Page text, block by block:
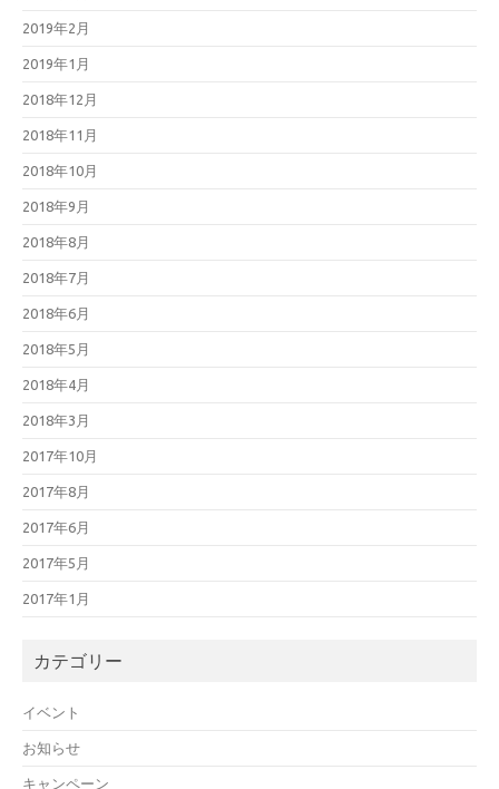
2019年2月
2019年1月
2018年12月
2018年11月
2018年10月
2018年9月
2018年8月
2018年7月
2018年6月
2018年5月
2018年4月
2018年3月
2017年10月
2017年8月
2017年6月
2017年5月
2017年1月
カテゴリー
イベント
お知らせ
キャンペーン